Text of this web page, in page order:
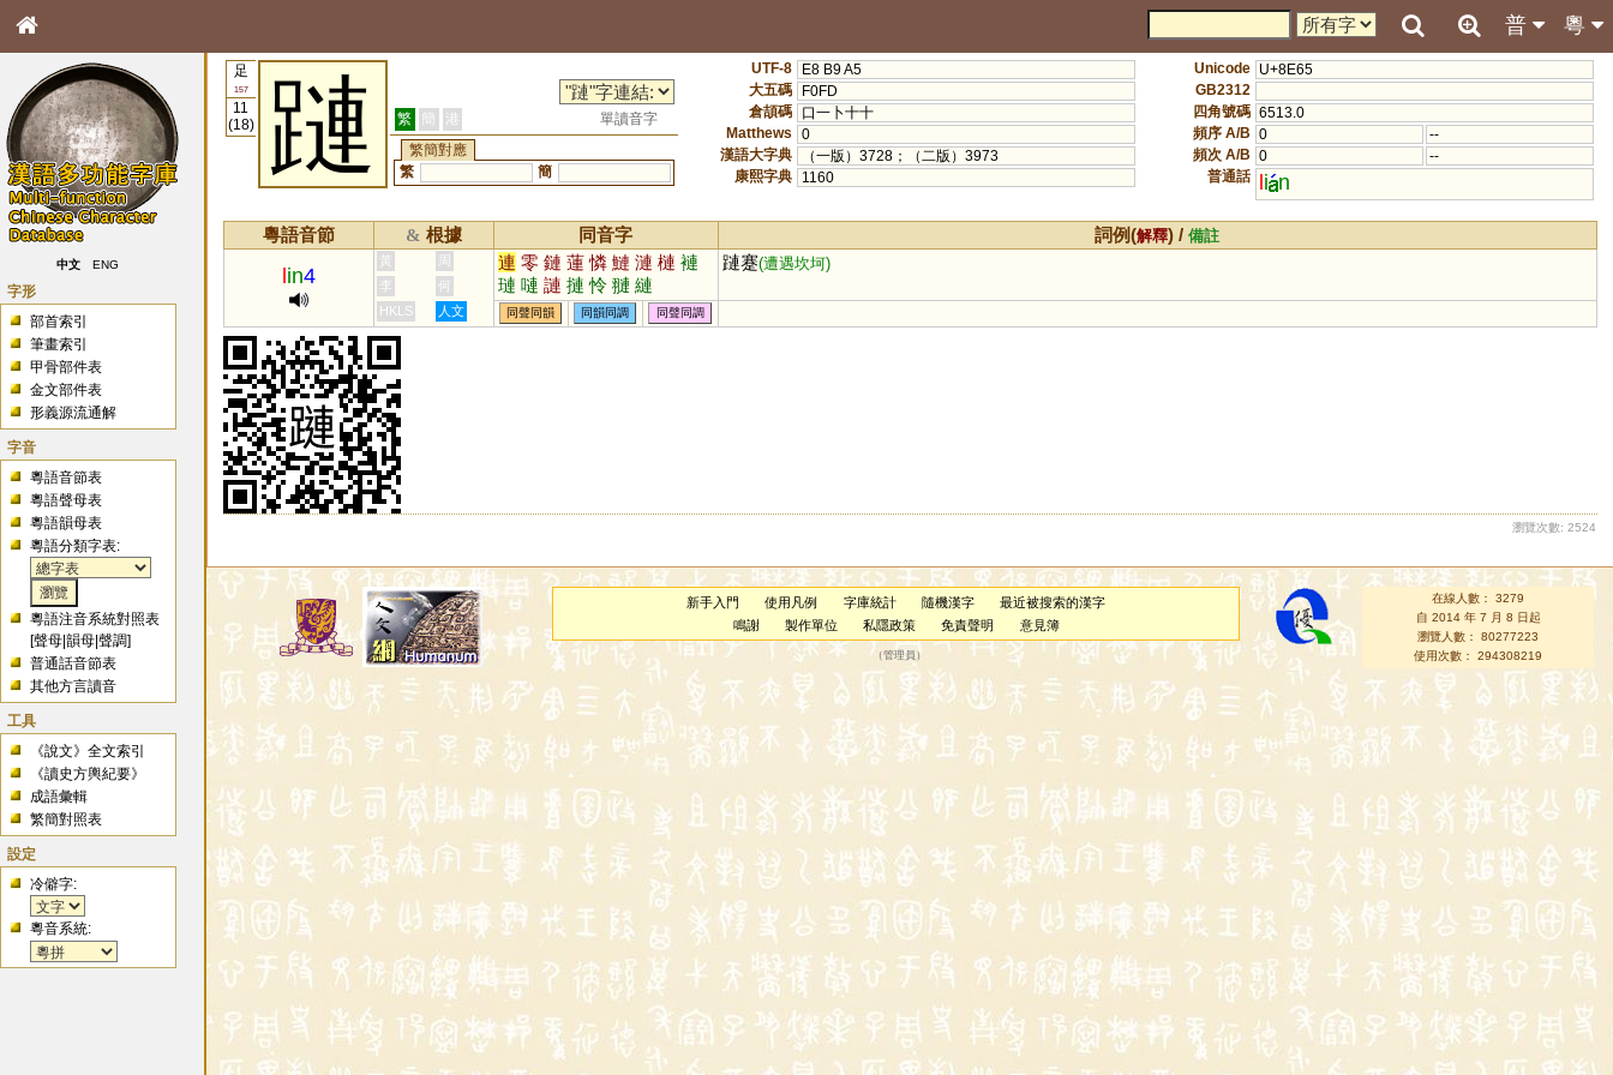
粵
普
中文 ENG
字形
部首索引
筆畫索引
甲骨部件表
金文部件表
形義源流通解
字音
粵語音節表
粵語聲母表
粵語韻母表
粵語分類字表:
粵語注音系統對照表
[聲母 |韻母 |聲調]
普通話音節表
其他方言讀音
工具
《說文》全文索引
《讀史方輿紀要》
成語彙輯
繁簡對照表
設定
冷僻字:
粵音系統:
足
157
11
(18)
蹥 繁 簡 港
單讀音字
繁簡對應
繁
簡
UTF-8
E8 B9 A5
大五碼
F0FD
倉頡碼
口一卜十十
Matthews
0
漢語大字典
（一版）3728；（二版）3973
康熙字典
1160
Unicode U+8E65
GB2312
四角號碼 6513.0
頻序 A/B 0
--
頻次 A/B 0
--
普通話 li n
粵語音節 & 根據 同音字 詞例(解釋) /備註
lin4
黃 周 連 零 鏈 蓮 憐 鰱 漣 槤 褳
璉 嗹 謰 摙 怜 翴 縺
蹥蹇(遭遇坎坷)
李
何
HKLS
人文 同聲同韻 同韻同調 同聲同調
瀏覽次數: 2524
新手入門 使用凡例 字庫統計 隨機漢字
最近被搜索的漢字
鳴謝
製作單位 私隱政策 免責聲明 意見簿
（管理員 ）
在線人數： 3279
自 2014 年 7 月 8 日起
瀏覽人數： 80277223
使用次數： 294308219